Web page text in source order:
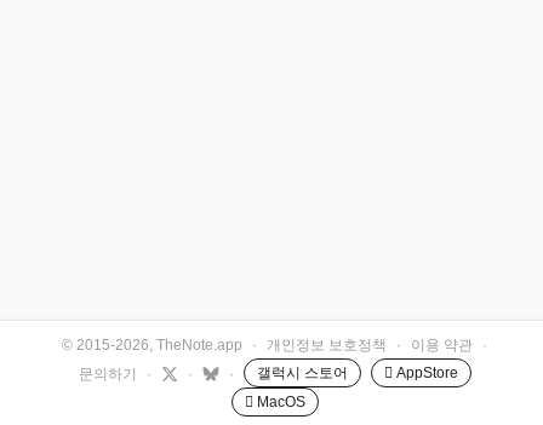
© 2015-2026, TheNote.app · 개인정보 보호정책 · 이용 약관
·
문의하기
· · · 갤럭시 스토어
 AppStore
 MacOS